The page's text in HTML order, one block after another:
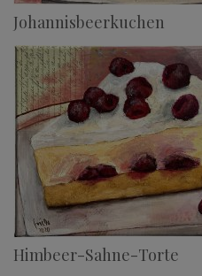
Johannisbeerkuchen
Himbeer-Sahne-Torte